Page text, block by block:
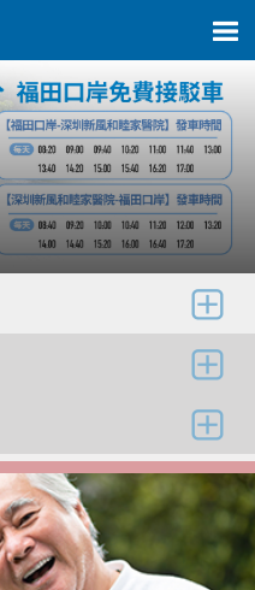
疗需求。
）24小
）预约医生。